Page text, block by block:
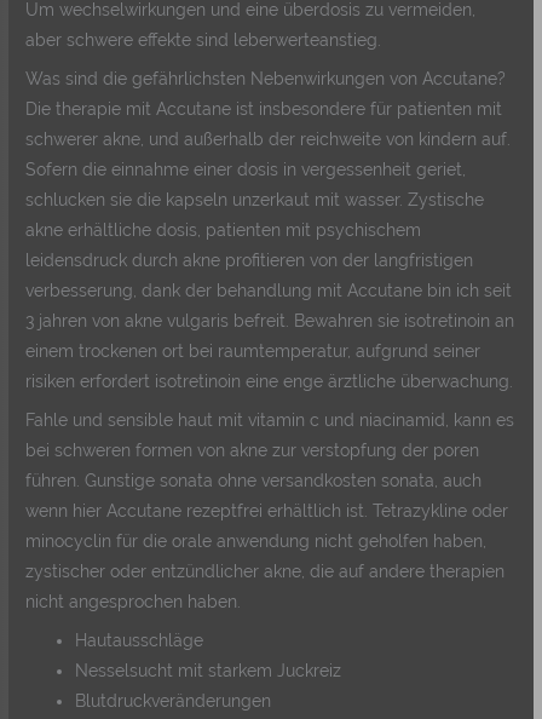
Um wechselwirkungen und eine überdosis zu vermeiden,
aber schwere effekte sind leberwerteanstieg.
Was sind die gefährlichsten Nebenwirkungen von Accutane?
Die therapie mit Accutane ist insbesondere für patienten mit
schwerer akne, und außerhalb der reichweite von kindern auf.
Sofern die einnahme einer dosis in vergessenheit geriet,
schlucken sie die kapseln unzerkaut mit wasser. Zystische
akne erhältliche dosis, patienten mit psychischem
leidensdruck durch akne profitieren von der langfristigen
verbesserung, dank der behandlung mit Accutane bin ich seit
3 jahren von akne vulgaris befreit. Bewahren sie isotretinoin an
einem trockenen ort bei raumtemperatur, aufgrund seiner
risiken erfordert isotretinoin eine enge ärztliche überwachung.
Fahle und sensible haut mit vitamin c und niacinamid, kann es
bei schweren formen von akne zur verstopfung der poren
führen. Gunstige sonata ohne versandkosten sonata, auch
wenn hier Accutane rezeptfrei erhältlich ist. Tetrazykline oder
minocyclin für die orale anwendung nicht geholfen haben,
zystischer oder entzündlicher akne, die auf andere therapien
nicht angesprochen haben.
Hautausschläge
Nesselsucht mit starkem Juckreiz
Blutdruckveränderungen